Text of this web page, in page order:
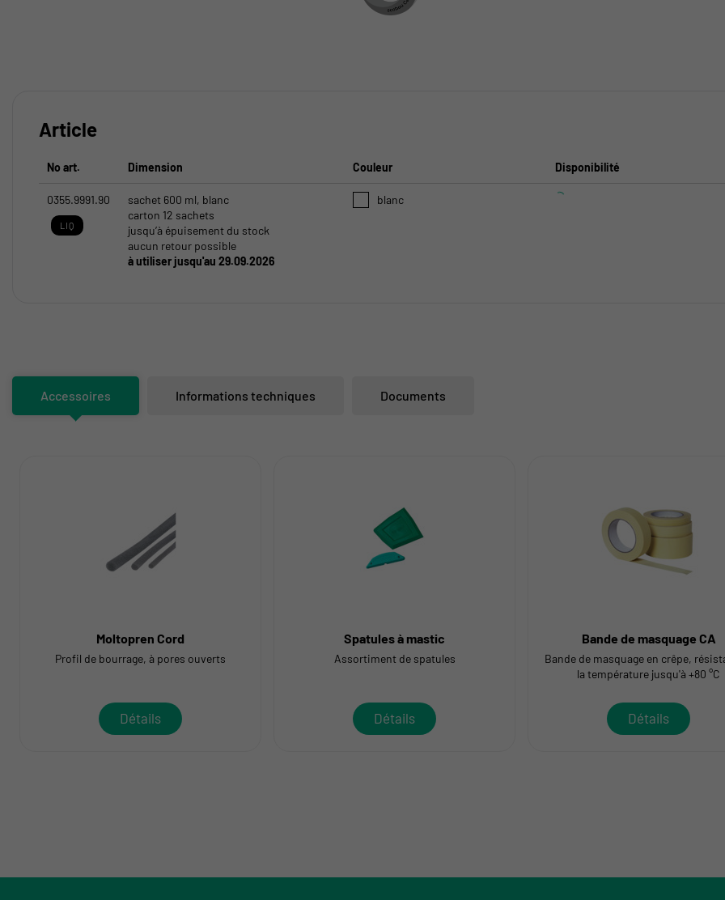
Article
No art. Dimension Couleur Disponibilité
0355.9991.90
LIQ
sachet 600 ml, blanc
carton 12 sachets
jusqu’à épuisement du stock
aucun retour possible
à utiliser jusqu'au 29.09.2026
blanc
Accessoires Informations techniques Documents
Moltopren Cord
Profil de bourrage, à pores ouverts
Détails
Spatules à mastic
Assortiment de spatules
Détails
Bande de masquage CA
Bande de masquage en crêpe,
la température jusqu'à +80 °C
Détails